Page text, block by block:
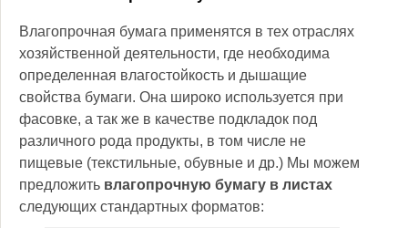
Влагопрочная бумага применятся в тех отраслях
хозяйственной деятельности, где необходима
определенная влагостойкость и дышащие
свойства бумаги. Она широко используется при
фасовке, а так же в качестве подкладок под
различного рода продукты, в том числе не
пищевые (текстильные, обувные и др.) Мы можем
предложить влагопрочную бумагу в листах
следующих стандартных форматов: